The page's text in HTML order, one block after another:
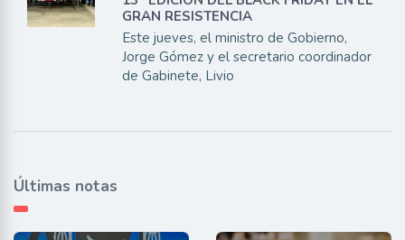
GRAN RESISTENCIA
Este jueves, el ministro de Gobierno,
Jorge Gómez y el secretario coordinador
de Gabinete, Livio
Últimas notas